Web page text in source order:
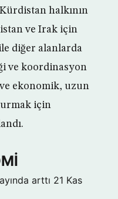
halkının
ve Irak için
diğer alanlarda
ve koordinasyon
ekonomik, uzun
için
arttı 21 Kas